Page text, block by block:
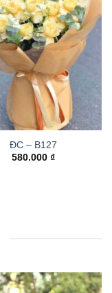
ĐC – B127
580.000 ₫